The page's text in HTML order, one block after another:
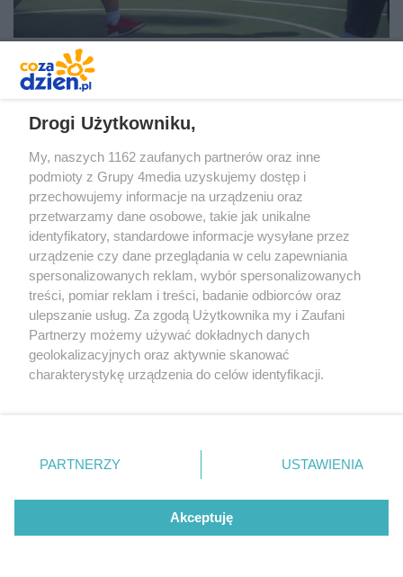
Drogi Użytkowniku,
My, naszych 1162 zaufanych partnerów oraz inne
podmioty z Grupy 4media uzyskujemy dostęp i
przechowujemy informacje na urządzeniu oraz
przetwarzamy dane osobowe, takie jak unikalne
identyfikatory, standardowe informacje wysyłane przez
urządzenie czy dane przeglądania w celu zapewniania
spersonalizowanych reklam, wybór spersonalizowanych
treści, pomiar reklam i treści, badanie odbiorców oraz
ulepszanie usług. Za zgodą Użytkownika my i Zaufani
Partnerzy możemy używać dokładnych danych
geolokalizacyjnych oraz aktywnie skanować
charakterystykę urządzenia do celów identyfikacji.
zmienić/wycofać klikając przycisk ustawień prywatności
znajdujący się w lewym dolnym rogu strony
. Niektóre
użytkownika, ale masz prawo sprzeciwić się takiemu
przetwarzaniu. Preferencje będą miały zastosowania tylko
PARTNERZY USTAWIENIA
Akceptuję